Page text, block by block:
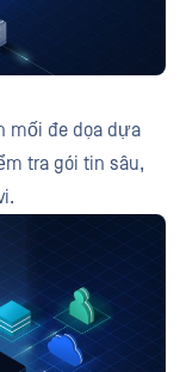
mối đe dọa dựa
tra gói tin sâu,